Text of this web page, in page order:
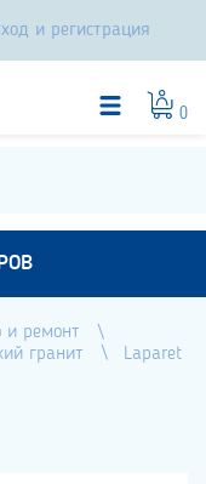
и регистрация
0
и ремонт
гранит
Laparet